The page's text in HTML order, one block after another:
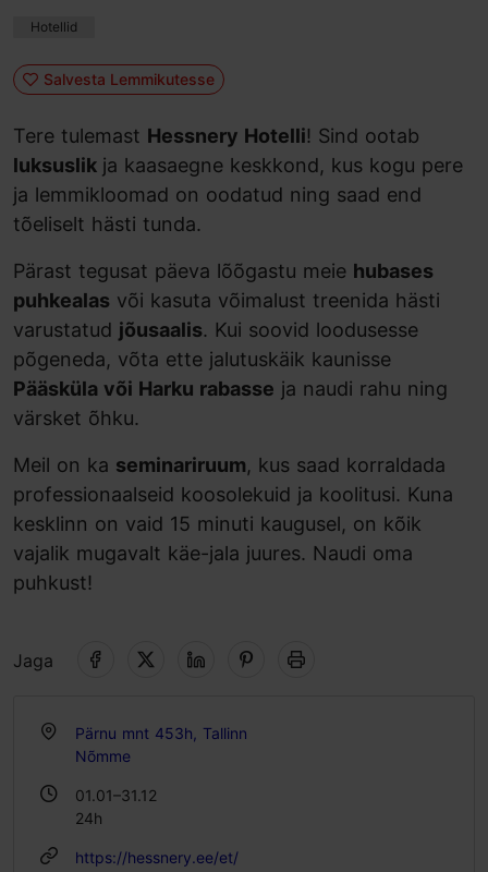
Hotellid
Salvesta Lemmikutesse
Tere tulemast Hessnery Hotelli! Sind ootab
luksuslik ja kaasaegne keskkond, kus kogu pere
ja lemmikloomad on oodatud ning saad end
tõeliselt hästi tunda.
Pärast tegusat päeva lõõgastu meie hubases
puhkealas või kasuta võimalust treenida hästi
varustatud jõusaalis. Kui soovid loodusesse
põgeneda, võta ette jalutuskäik kaunisse
Pääsküla või Harku rabasse ja naudi rahu ning
värsket õhku.
Meil on ka seminariruum, kus saad korraldada
professionaalseid koosolekuid ja koolitusi. Kuna
kesklinn on vaid 15 minuti kaugusel, on kõik
vajalik mugavalt käe-jala juures. Naudi oma
puhkust!
Jaga
Pärnu mnt 453h, Tallinn
Nõmme
01.01–31.12
24h
https://hessnery.ee/et/